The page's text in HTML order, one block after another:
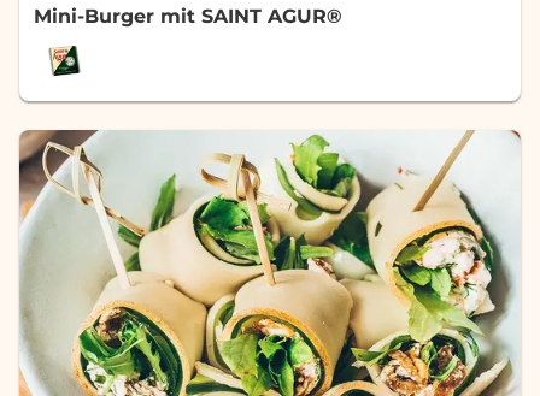
Mini-Burger mit SAINT AGUR®